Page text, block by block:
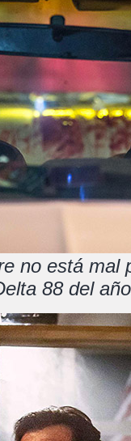
no está mal
88 del